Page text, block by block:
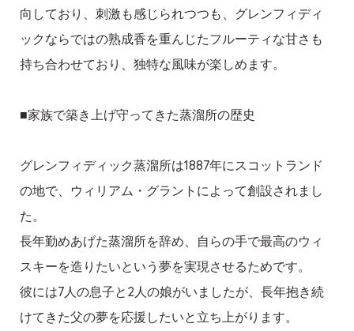
向しており、刺激も感じられつつも、グレンフィディ
ックならではの熟成香を重んじたフルーティな甘さも
持ち合わせており、独特な風味が楽しめます。
■家族で築き上げ守ってきた蒸溜所の歴史
グレンフィディック蒸溜所は1887年にスコットランド
の地で、ウィリアム・グラントによって創設されまし
た。
長年勤めあげた蒸溜所を辞め、自らの手で最高のウィ
スキーを造りたいという夢を実現させるためです。
彼には7人の息子と2人の娘がいましたが、長年抱き続
けてきた父の夢を応援したいと立ち上がります。